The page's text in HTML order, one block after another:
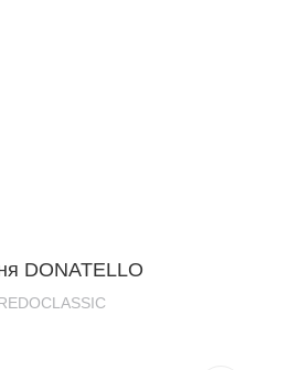
DONATELLO